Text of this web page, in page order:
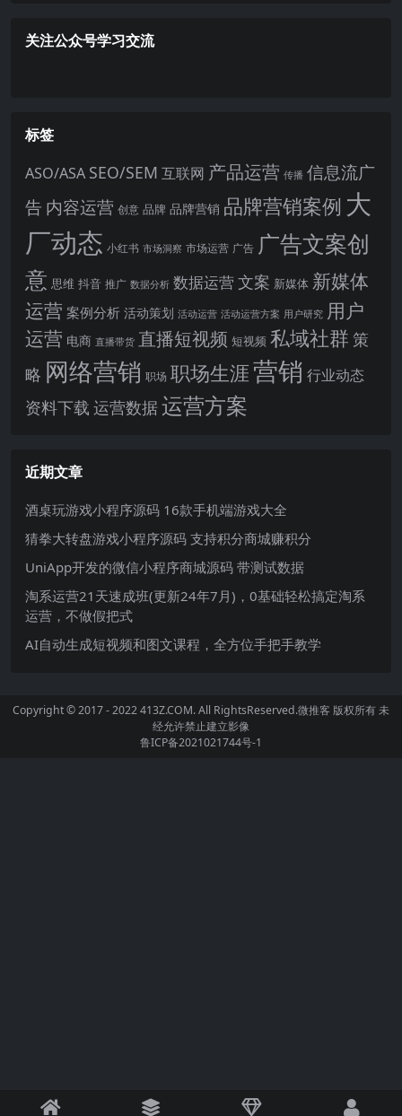
关注公众号学习交流
标签
ASO/ASA SEO/SEM 互联网 产品运营 传播 信息流广
告 内容运营 创意 品牌 品牌营销 品牌营销案例 大
厂动态 小红书 市场洞察 市场运营 广告 广告文案创
意 思维 抖音 推广 数据分析 数据运营 文案 新媒体 新媒体
运营 案例分析 活动策划 活动运营 活动运营方案 用户研究 用户
运营 电商 直播带货 直播短视频 短视频 私域社群 策
略 网络营销 职场 职场生涯营销 行业动态
资料下载 运营数据运营方案
近期文章
酒桌玩游戏小程序源码 16款手机端游戏大全
猜拳大转盘游戏小程序源码 支持积分商城赚积分
UniApp开发的微信小程序商城源码 带测试数据
淘系运营21天速成班(更新24年7月)，0基础轻松搞定淘系
运营，不做假把式
AI自动生成短视频和图文课程，全方位手把手教学
Copyright © 2017 - 2022 413Z.COM. All RightsReserved.微推客 版权所有 未
经允许禁止建立影像
鲁ICP备2021021744号-1